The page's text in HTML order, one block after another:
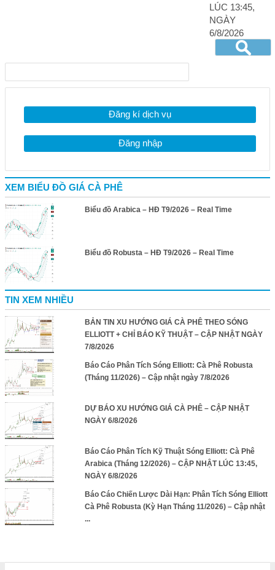
LÚC 13:45,
NGÀY
6/8/2026
Đăng kí dịch vụ
Đăng nhập
XEM BIỂU ĐỒ GIÁ CÀ PHÊ
Biểu đồ Arabica – HĐ T9/2026 – Real Time
Biểu đồ Robusta – HĐ T9/2026 – Real Time
TIN XEM NHIỀU
BẢN TIN XU HƯỚNG GIÁ CÀ PHÊ THEO SÓNG
ELLIOTT + CHỈ BÁO KỸ THUẬT – CẬP NHẬT NGÀY
7/8/2026
Báo Cáo Phân Tích Sóng Elliott: Cà Phê Robusta
(Tháng 11/2026) – Cập nhật ngày 7/8/2026
DỰ BÁO XU HƯỚNG GIÁ CÀ PHÊ – CẬP NHẬT
NGÀY 6/8/2026
Báo Cáo Phân Tích Kỹ Thuật Sóng Elliott: Cà Phê
Arabica (Tháng 12/2026) – CẬP NHẬT LÚC 13:45,
NGÀY 6/8/2026
Báo Cáo Chiến Lược Dài Hạn: Phân Tích Sóng Elliott
Cà Phê Robusta (Kỳ Hạn Tháng 11/2026) – Cập nhật
...